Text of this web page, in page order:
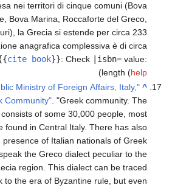
nei territori di cinque comuni (Bova
Bova Marina, Roccaforte del Greco,
la Grecia si estende per circa 233
anagrafica complessiva è di circa
cite book}}:Check |isbn= value:
length (help
)
^
Ministry of Foreign Affairs, Italy,
Community" . Greek community. The
of some 30,000 people, most
found in Central Italy. There has also
presence of Italian nationals of Greek
the Greco dialect peculiar to the
region. This dialect can be traced
to the era of Byzantine rule, but even